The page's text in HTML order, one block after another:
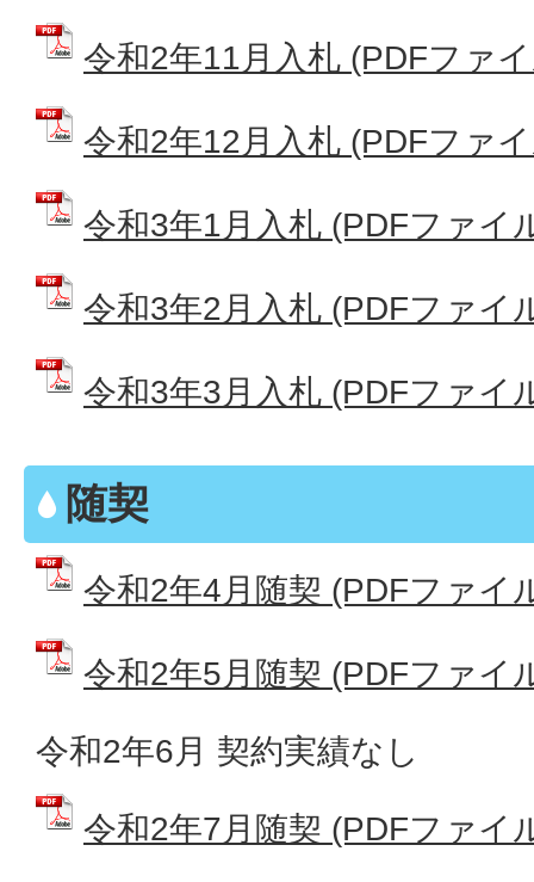
令和2年11月入札 (PDFファ
令和2年12月入札 (PDFファ
令和3年1月入札 (PDFファイ
令和3年2月入札 (PDFファイ
令和3年3月入札 (PDFファイ
随契
令和2年4月随契 (PDFファイ
令和2年5月随契 (PDFファイ
令和2年6月 契約実績なし
令和2年7月随契 (PDFファイ